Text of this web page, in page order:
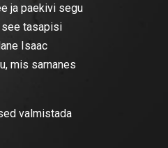
ja paekivi segu
see tasapisi
Isaac
mis sarnanes
valmistada